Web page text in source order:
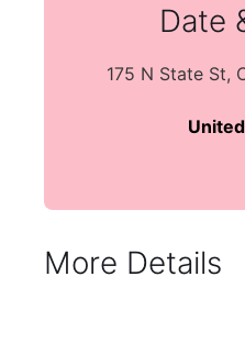
Date
175 N State St,
More Details